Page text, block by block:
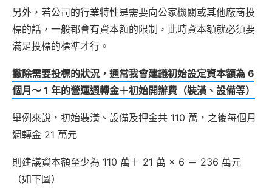
另外，若公司的行業特性是需要向公家機關或其他廠商投
標的話，一般都會有資本額的限制，此時資本額就必須要
滿足投標的標準才行。
撇除需要投標的狀況，通常我會建議初始設定資本額為 6
個月～ 1 年的營運週轉金＋初始開辦費（裝潢、設備等）
舉例來說，初始裝潢、設備及押金共 110 萬，之後每個月
週轉金 21 萬元
則建議資本額至少為 110 萬＋ 21 萬 × 6 ＝ 236 萬元
（如下圖）